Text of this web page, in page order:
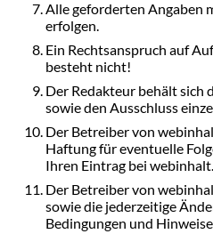
Alle geforderten Angaben
erfolgen.
Ein Rechtsanspruch auf
besteht nicht!
Der Redakteur behält sich
sowie den Ausschluss
Der Betreiber von
Haftung für eventuelle
Ihren Eintrag bei
Der Betreiber von
sowie die jederzeitige
Bedingungen und